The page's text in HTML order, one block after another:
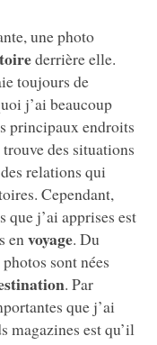
une photo
derrière elle.
toujours de
j’ai beaucoup
principaux endroits
des situations
relations qui
Cependant,
que j’ai apprises est
en voyage. Du
sont nées
. Par
que j’ai
magazines est qu’il